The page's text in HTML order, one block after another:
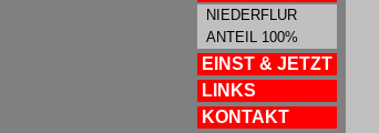
NIEDERFLUR
ANTEIL 100%
EINST & JETZT
LINKS
KONTAKT